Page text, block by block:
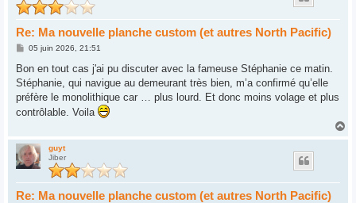
Re: Ma nouvelle planche custom (et autres North Pacific)
M
s
a
g
05 juin 2026, 21:51
Bon en tout cas j'ai pu discuter avec la fameuse Stéphanie ce matin.
Stéphanie, qui navigue au demeurant très bien, m’a confirmé qu’elle
préfère le monolithique car … plus lourd. Et donc moins volage et plus
contrôlable. Voila
guyt
Jiber
Re: Ma nouvelle planche custom (et autres North Pacific)